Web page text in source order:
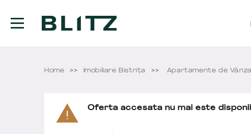
Home Imobiliare Bistriţa Apartamente de
Oferta accesata nu mai este